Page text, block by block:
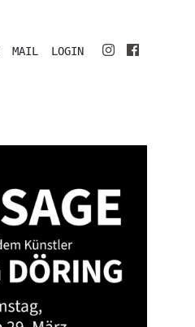
MAIL LOGIN